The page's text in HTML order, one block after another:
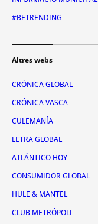
#BETRENDING
Altres webs
CRÓNICA GLOBAL
CRÓNICA VASCA
CULEMANÍA
LETRA GLOBAL
ATLÁNTICO HOY
CONSUMIDOR GLOBAL
HULE & MANTEL
CLUB METRÓPOLI